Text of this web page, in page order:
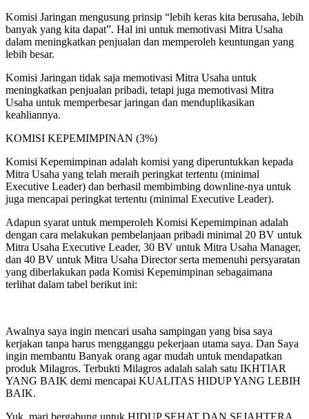
Komisi Jaringan mengusung prinsip “lebih keras kita berusaha, lebih
banyak yang kita dapat”. Hal ini untuk memotivasi Mitra Usaha
dalam meningkatkan penjualan dan memperoleh keuntungan yang
lebih besar.
Komisi Jaringan tidak saja memotivasi Mitra Usaha untuk
meningkatkan penjualan pribadi, tetapi juga memotivasi Mitra
Usaha untuk memperbesar jaringan dan menduplikasikan
keahliannya.
KOMISI KEPEMIMPINAN (3%)
Komisi Kepemimpinan adalah komisi yang diperuntukkan kepada
Mitra Usaha yang telah meraih peringkat tertentu (minimal
Executive Leader) dan berhasil membimbing downline-nya untuk
juga mencapai peringkat tertentu (minimal Executive Leader).
Adapun syarat untuk memperoleh Komisi Kepemimpinan adalah
dengan cara melakukan pembelanjaan pribadi minimal 20 BV untuk
Mitra Usaha Executive Leader, 30 BV untuk Mitra Usaha Manager,
dan 40 BV untuk Mitra Usaha Director serta memenuhi persyaratan
yang diberlakukan pada Komisi Kepemimpinan sebagaimana
terlihat dalam tabel berikut ini:
Awalnya saya ingin mencari usaha sampingan yang bisa saya
kerjakan tanpa harus mengganggu pekerjaan utama saya. Dan Saya
ingin membantu Banyak orang agar mudah untuk mendapatkan
produk Milagros. Terbukti Milagros adalah salah satu IKHTIAR
YANG BAIK demi mencapai KUALITAS HIDUP YANG LEBIH
BAIK.
Yuk, mari bergabung untuk HIDUP SEHAT DAN SEJAHTERA